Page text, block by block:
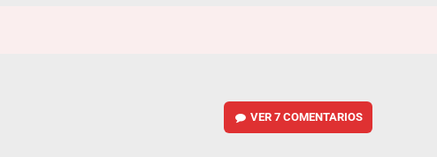
VER7 COMENTARIOS